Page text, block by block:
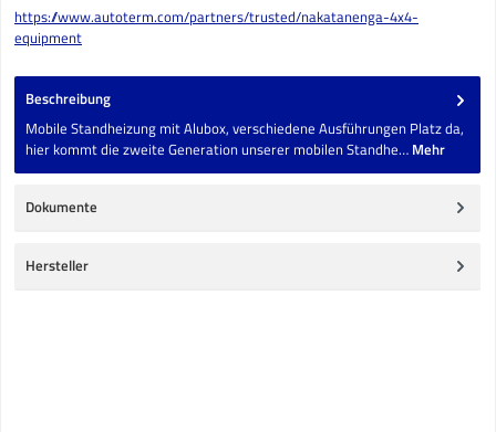
https://www.autoterm.com/partners/trusted/nakatanenga-4x4-
equipment
Beschreibung
Mobile Standheizung mit Alubox, verschiedene Ausführungen Platz da,
hier kommt die zweite Generation unserer mobilen Standhe… Mehr
Dokumente
Hersteller